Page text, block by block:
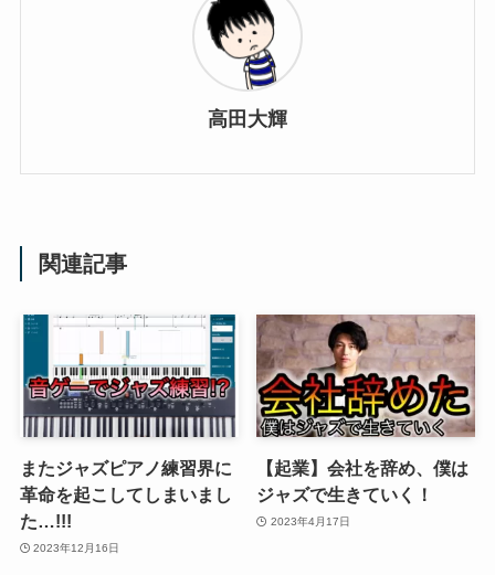
高田大輝
関連記事
またジャズピアノ練習界に
革命を起こしてしまいまし
た…!!!
2023年12月16日
【起業】会社を辞め、僕は
ジャズで生きていく！
2023年4月17日